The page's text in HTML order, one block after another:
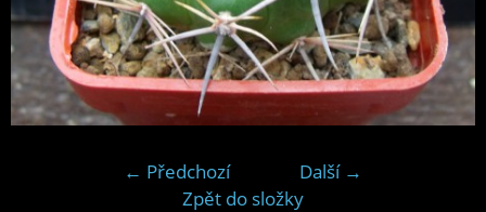
← Předchozí
Další →
Zpět do složky